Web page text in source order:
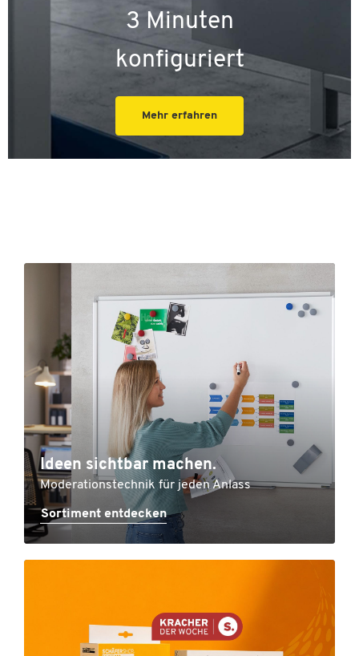
3 Minuten
konfiguriert
Mehr erfahren
Ideen sichtbar machen.
Moderationstechnik für jeden Anlass
Sortiment entdecken